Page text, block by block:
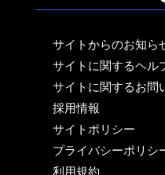
サイトからのお知ら
サイトに関するヘル
サイトに関するお問
採用情報
サイトポリシー
プライバシーポリシ
利用規約